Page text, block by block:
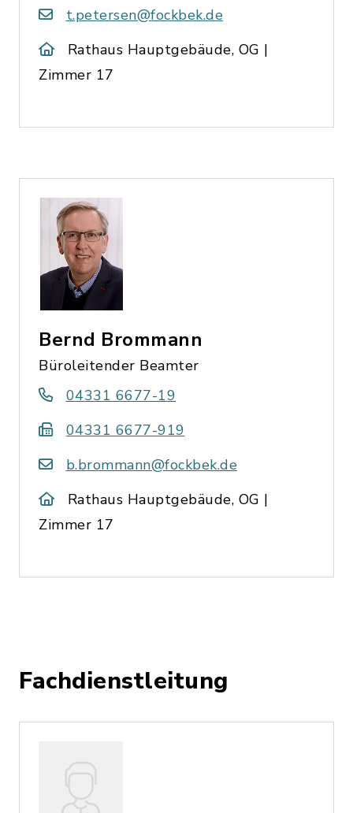
t.petersen@fockbek.de
Rathaus Hauptgebäude, OG |
Zimmer 17
Bernd Brommann
Büroleitender Beamter
04331 6677-19
04331 6677-919
b.brommann@fockbek.de
Rathaus Hauptgebäude, OG |
Zimmer 17
Fachdienstleitung